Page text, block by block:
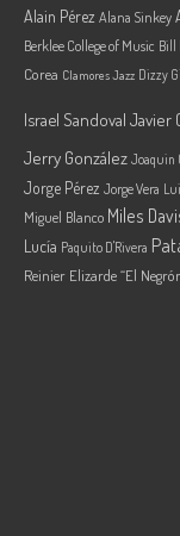
Alain Pérez Alana Sinkey
Berklee College of Music Bill
Corea Clamores Jazz Dizzy
Israel Sandoval Javier
Jerry González Joaquin
Jorge Pérez Jorge Vera
Miguel Blanco Miles
Lucía Paquito D'Rivera
Reinier Elizarde “El